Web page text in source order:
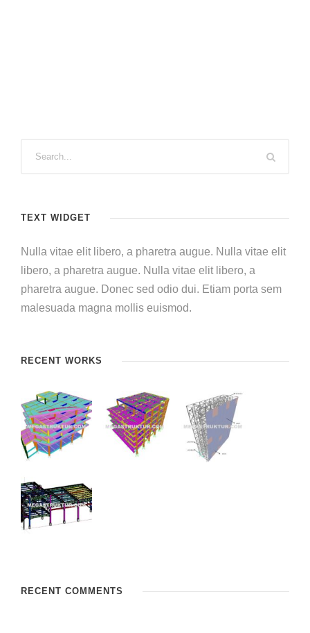
TEXT WIDGET
Nulla vitae elit libero, a pharetra augue. Nulla vitae elit
libero, a pharetra augue. Nulla vitae elit libero, a
pharetra augue. Donec sed odio dui. Etiam porta sem
malesuada magna mollis euismod.
RECENT WORKS
RECENT COMMENTS